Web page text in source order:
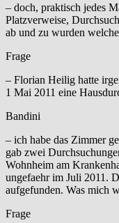
– doch, praktisch jedes
Platzverweise,
ab und zu wurden
Frage
– Florian Heilig hatte
1 Mai 2011 eine
Bandini
– ich habe das Zimmer
gab zwei
Wohnheim am
ungefaehr im Juli 2011.
aufgefunden. Was mich
Frage